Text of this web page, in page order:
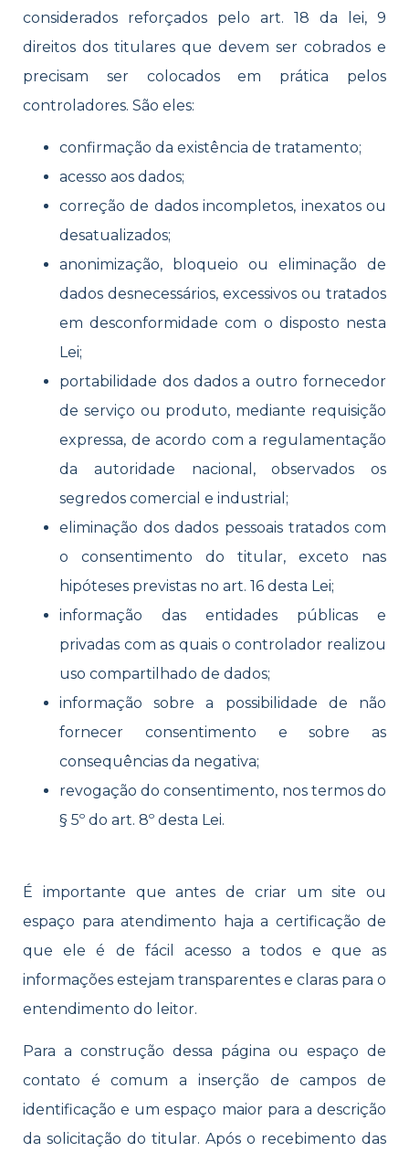
considerados reforçados pelo art. 18 da lei, 9
direitos dos titulares que devem ser cobrados e
precisam ser colocados em prática pelos
controladores. São eles:
confirmação da existência de tratamento;
acesso aos dados;
correção de dados incompletos, inexatos ou
desatualizados;
anonimização, bloqueio ou eliminação de
dados desnecessários, excessivos ou tratados
em desconformidade com o disposto nesta
Lei;
portabilidade dos dados a outro fornecedor
de serviço ou produto, mediante requisição
expressa, de acordo com a regulamentação
da autoridade nacional, observados os
segredos comercial e industrial;
eliminação dos dados pessoais tratados com
o consentimento do titular, exceto nas
hipóteses previstas no art. 16 desta Lei;
informação das entidades públicas e
privadas com as quais o controlador realizou
uso compartilhado de dados;
informação sobre a possibilidade de não
fornecer consentimento e sobre as
consequências da negativa;
revogação do consentimento, nos termos do
§ 5º do art. 8º desta Lei.
É importante que antes de criar um site ou
espaço para atendimento haja a certificação de
que ele é de fácil acesso a todos e que as
informações estejam transparentes e claras para o
entendimento do leitor.
Para a construção dessa página ou espaço de
contato é comum a inserção de campos de
identificação e um espaço maior para a descrição
da solicitação do titular. Após o recebimento das